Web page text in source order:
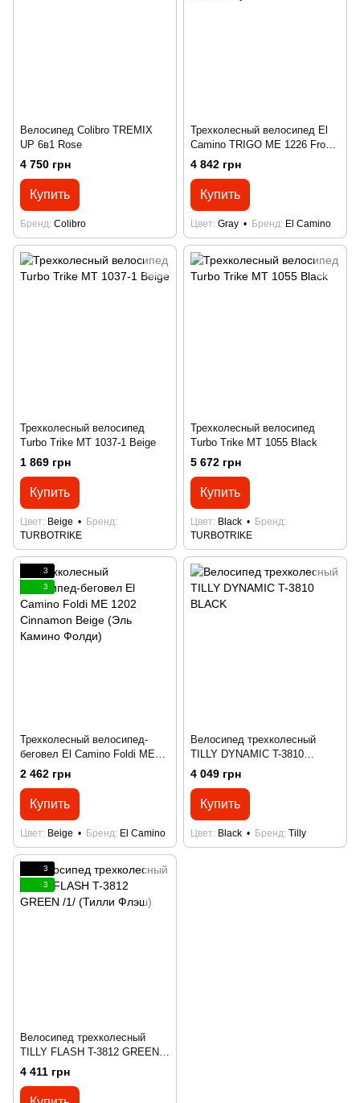
Велосипед Colibro TREMIX
UP 6в1 Rose
4 750 грн
Купить
Бренд Colibro
Трехколесный велосипед El
Camino TRIGO ME 1226 Frost
Gray
4 842 грн
Купить
Цвет Gray Бренд El Camino
Трехколесный велосипед
Turbo Trike MT 1037-1 Beige
1 869 грн
Купить
Цвет Beige
Бренд
TURBOTRIKE
Трехколесный велосипед
Turbo Trike MT 1055 Black
5 672 грн
Купить
Цвет Black
Бренд
TURBOTRIKE
3
3
Трехколесный велосипед-
беговел El Camino Foldi ME
1202 Cinnamon Beige (Эль
Камино Фолди)
2 462 грн
Купить
Цвет Beige Бренд El Camino
Велосипед трехколесный
TILLY DYNAMIC T-3810
BLACK
4 049 грн
Купить
Цвет Black Бренд Tilly
3
3
Велосипед трехколесный
TILLY FLASH T-3812 GREEN
/1/ (Тилли Флэш)
4 411 грн